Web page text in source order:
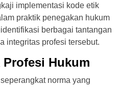
implementasi kode etik
praktik penegakan hukum
berbagai tantangan
integritas profesi tersebut.
Hukum
norma yang